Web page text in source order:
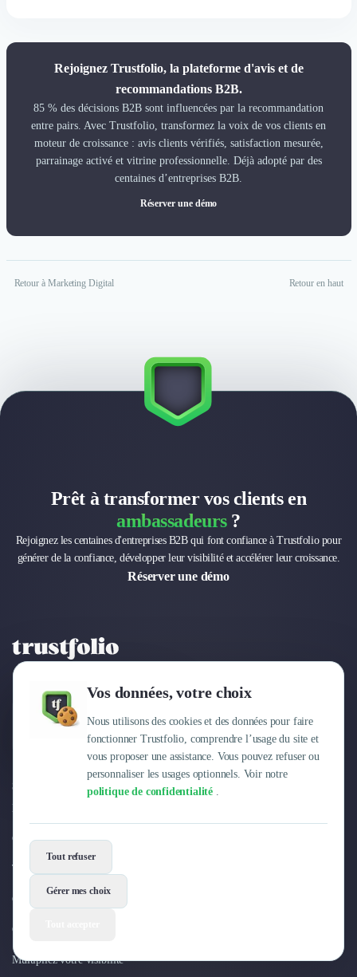
Vos données, votre choix
Nous utilisons des cookies et des données pour faire
fonctionner Trustfolio, comprendre l’usage du site et
vous proposer une assistance. Vous pouvez refuser ou
personnaliser les usages optionnels. Voir notre
politique de confidentialité .
Tout refuser
Gérer mes choix
Rejoignez Trustfolio, la plateforme d'avis et de
recommandations B2B.
85 % des décisions B2B sont influencées par la recommandation
entre pairs. Avec Trustfolio, transformez la voix de vos clients en
moteur de croissance : avis clients vérifiés, satisfaction mesurée,
parrainage activé et vitrine professionnelle. Déjà adopté par des
centaines d’entreprises B2B.
Réserver une démo
Retour à Marketing Digital Retour en haut
Prêt à transformer vos clients en
ambassadeurs?
Rejoignez les centaines d'entreprises B2B qui font confiance à Trustfolio pour
générer de la confiance, développer leur visibilité et accélérer leur croissance.
Réserver une démo
Trustfolio est le label de confiance des
prestataires et services B2B
+ 30.000
avis clients vérifiés.
Solutions
Mesurez votre satisfaction
Collectez des avis clients vérifiés & Google
Transformez vos avis en levier de conversion
Cas clients et vidéos de témoignage
Générez des leads grâce à la recommandation
Multipliez votre visibilité